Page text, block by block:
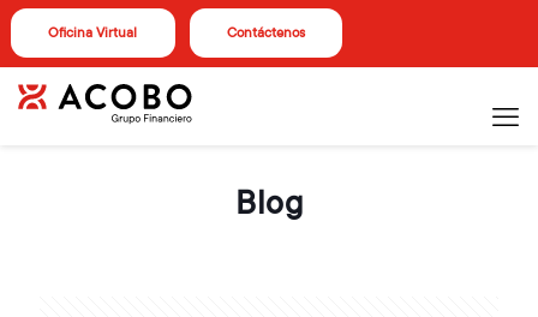
Oficina Virtual Contáctenos
Blog